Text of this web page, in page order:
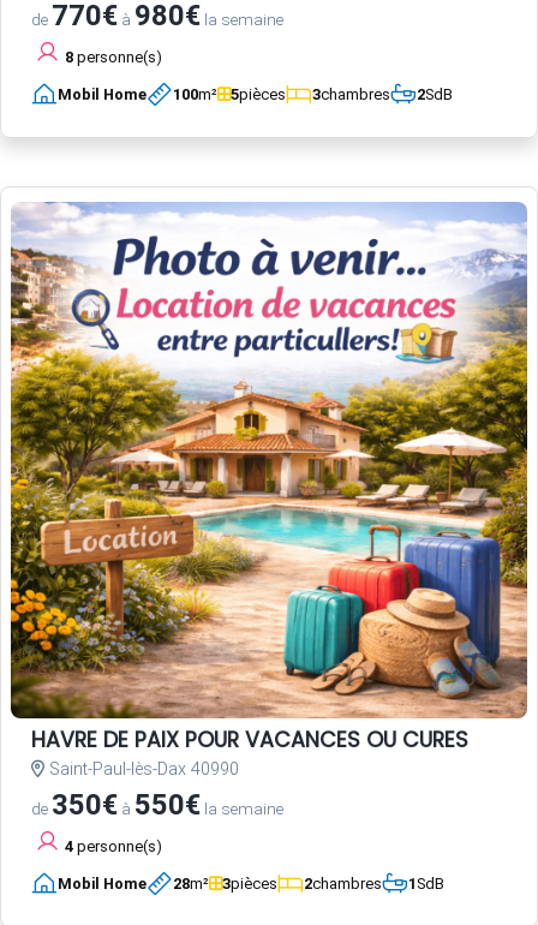
de 770€ à 980€ la semaine
8 personne(s)
Mobil Home 100m² 5pièces 3chambres 2SdB
HAVRE DE PAIX POUR VACANCES OU CURES
Saint-Paul-lès-Dax 40990
de 350€ à 550€ la semaine
4 personne(s)
Mobil Home 28m² 3pièces 2chambres 1SdB